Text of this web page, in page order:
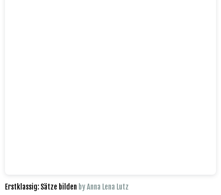
Erstklassig: Sätze bilden by Anna Lena Lutz